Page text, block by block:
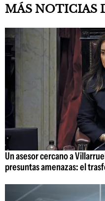
MÁS NOTICIAS
Un asesor cercano a
presuntas amenazas: el